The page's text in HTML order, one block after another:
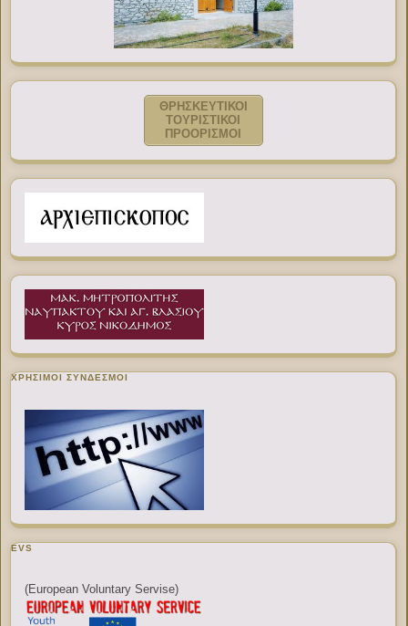
ΘΡΗΣΚΕΥΤΙΚΟΙ
ΤΟΥΡΙΣΤΙΚΟΙ
ΠΡΟΟΡΙΣΜΟΙ
ΧΡΉΣΙΜΟΙ ΣΎΝΔΕΣΜΟΙ
EVS
(European Voluntary Servise)